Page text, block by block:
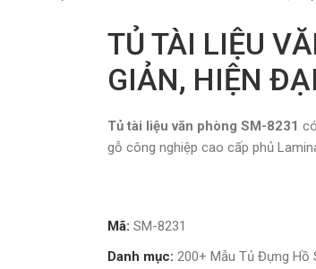
TỦ TÀI LIỆU
GIẢN, HIỆN ĐẠI
Tủ tài liệu văn phòng SM-8231
gỗ công nghiệp cao cấp phủ
Mã: SM-8231
Danh mục: 200+ Mẫu Tủ Đựng Hồ